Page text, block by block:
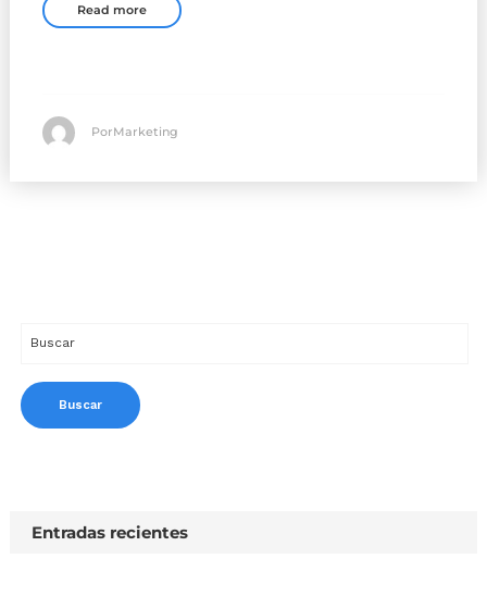
Read more
PorMarketing
Entradas recientes